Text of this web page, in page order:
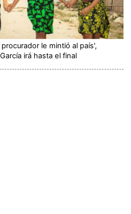
le mintió al país',
irá hasta el final